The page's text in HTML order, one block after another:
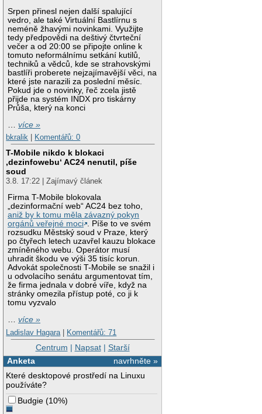
Srpen přinesl nejen další spalující
vedro, ale také Virtuální Bastlírnu s
neméně žhavými novinkami. Využijte
tedy předpovědi na deštivý čtvrteční
večer a od 20:00 se připojte online k
tomuto neformálnímu setkání kutilů,
techniků a vědců, kde se strahovskými
bastlíři proberete nejzajímavější věci, na
které jste narazili za poslední měsíc.
Pokud jde o novinky, řeč zcela jistě
přijde na systém INDX pro tiskárny
Průša, který na konci
…více »
bkralik
Komentářů: 0
T-Mobile nikdo k blokaci
‚dezinfowebu‘ AC24 nenutil, píše
soud
3.8. 17:22 | Zajímavý článek
Firma T-Mobile blokovala
„dezinformační web“ AC24 bez toho,
aniž by k tomu měla závazný pokyn
orgánů veřejné moci . Píše to ve svém
rozsudku Městský soud v Praze, který
po čtyřech letech uzavřel kauzu blokace
zmíněného webu. Operátor musí
uhradit škodu ve výši 35 tisíc korun.
Advokát společnosti T-Mobile se snažil i
u odvolacího senátu argumentovat tím,
že firma jednala v dobré víře, když na
stránky omezila přístup poté, co ji k
tomu vyzvalo
…více »
Ladislav Hagara | Komentářů: 71
Centrum | Napsat| Starší
navrhněte »
Anketa
Které desktopové prostředí na Linuxu
používáte?
Budgie (10%)